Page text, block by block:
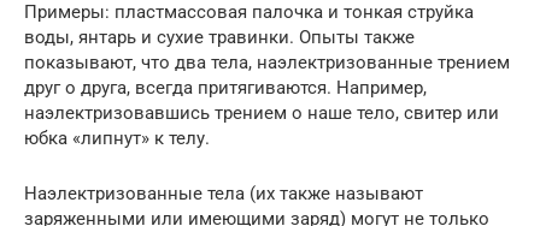
Примеры: пластмассовая палочка и тонкая струйка
воды, янтарь и сухие травинки. Опыты также
показывают, что два тела, наэлектризованные трением
друг о друга, всегда притягиваются. Например,
наэлектризовавшись трением о наше тело, свитер или
юбка «липнут» к телу.
Наэлектризованные тела (их также называют
заряженными или имеющими заряд) могут не только